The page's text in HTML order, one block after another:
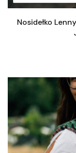
Nosidełko